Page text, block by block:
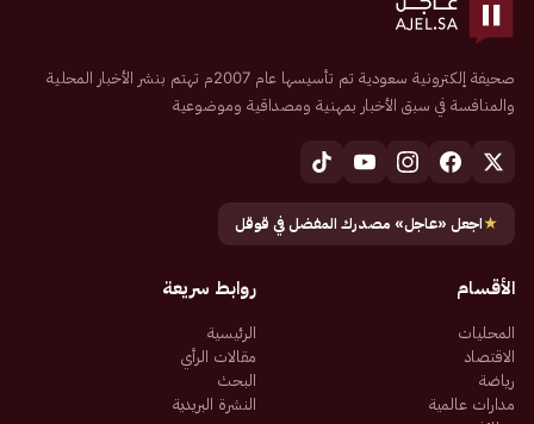
صحيفة إلكترونية سعودية تم تأسيسها عام 2007م تهتم بنشر الأخبار المحلية
والمنافسة في سبق الأخبار بمهنية ومصداقية وموضوعية
★اجعل «عاجل» مصدرك المفضل في قوقل
الأقسام
المحليات
الاقتصاد
رياضة
مدارات عالمية
روابط سريعة
الرئيسية
مقالات الرأي
البحث
النشرة البريدية